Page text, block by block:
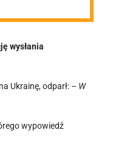
wysłania
Ukrainę, odparł: – W
wypowiedź